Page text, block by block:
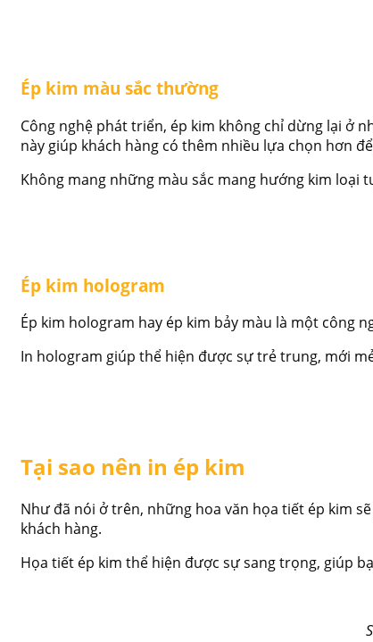
Ép kim màu sắc thường
Công nghệ phát triển, ép kim không chỉ dừng lại ở
này giúp khách hàng có thêm nhiều lựa chọn hơn
Không mang những màu sắc mang hướng kim loại
Ép kim hologram
Ép kim hologram hay ép kim bảy màu là một công
In hologram giúp thể hiện được sự trẻ trung, mới
Tại sao nên in ép kim
Như đã nói ở trên, những hoa văn họa tiết ép kim
khách hàng.
Họa tiết ép kim thể hiện được sự sang trọng, giúp